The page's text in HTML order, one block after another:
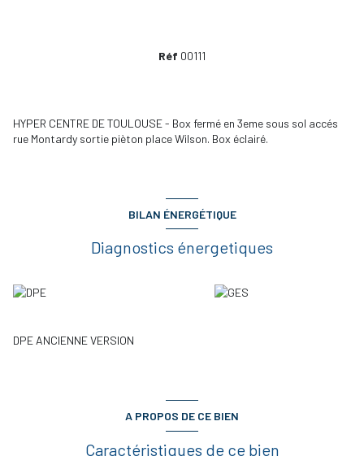
Réf 00111
HYPER CENTRE DE TOULOUSE - Box fermé en 3eme sous sol accés
rue Montardy sortie pièton place Wilson. Box éclairé.
BILAN ÉNERGÉTIQUE
Diagnostics énergetiques
DPE ANCIENNE VERSION
A PROPOS DE CE BIEN
Caractéristiques de ce bien